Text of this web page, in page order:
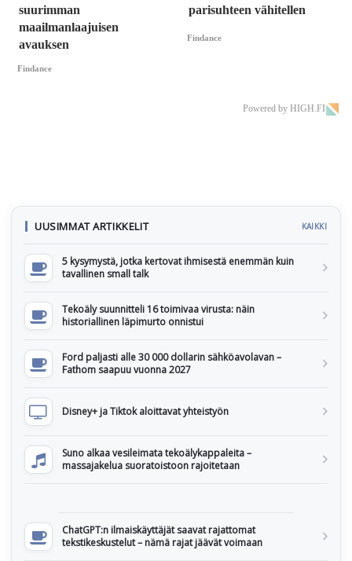
suurimman
maailmanlaajuisen
avauksen
Findance
parisuhteen vähitellen
Findance
Powered by HIGH.FI
UUSIMMAT ARTIKKELIT KAIKKI
5 kysymystä, jotka kertovat ihmisestä enemmän kuin
tavallinen small talk
Tekoäly suunnitteli 16 toimivaa virusta: näin
historiallinen läpimurto onnistui
Ford paljasti alle 30 000 dollarin sähköavolavan –
Fathom saapuu vuonna 2027
Disney+ ja Tiktok aloittavat yhteistyön
Suno alkaa vesileimata tekoälykappaleita –
massajakelua suoratoistoon rajoitetaan
ChatGPT:n ilmaiskäyttäjät saavat rajattomat
tekstikeskustelut – nämä rajat jäävät voimaan